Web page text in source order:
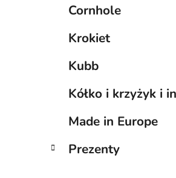
Cornhole
Krokiet
Kubb
Kółko i krzyżyk i
Made in Europe
Prezenty